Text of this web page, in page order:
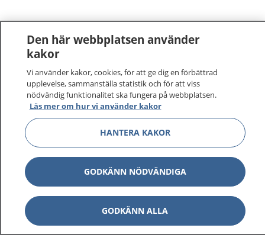
1177 tryggt om din hälsa och vård
På 1177.se får du råd om hälsa och information om
sjukdomar och vilka mottagningar du kan kontakta.
Logga in för att läsa din journal och göra dina
vårdärenden. Ring telefonnummer 1177 för
sjukvårdsrådgivning dygnet runt.
1177 ger dig råd när du vill må bättre.
Den här webbplatsen använder
kakor
Vi använder kakor, cookies, för att ge dig en förbättrad
upplevelse, sammanställa statistik och för att viss
nödvändig funktionalitet ska fungera på webbplatsen.
Läs mer om hur vi använder kakor
HANTERA KAKOR
GODKÄNN NÖDVÄNDIGA
GODKÄNN ALLA